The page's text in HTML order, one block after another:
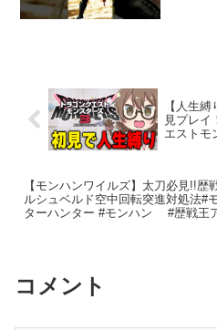
【人生
見プレイ
エストモ
【モンハンワイルズ】太刀必見!!歴
ルシュベルド空中回転突進対処法#
ターハンター #モンハン #歴戦王
コメント